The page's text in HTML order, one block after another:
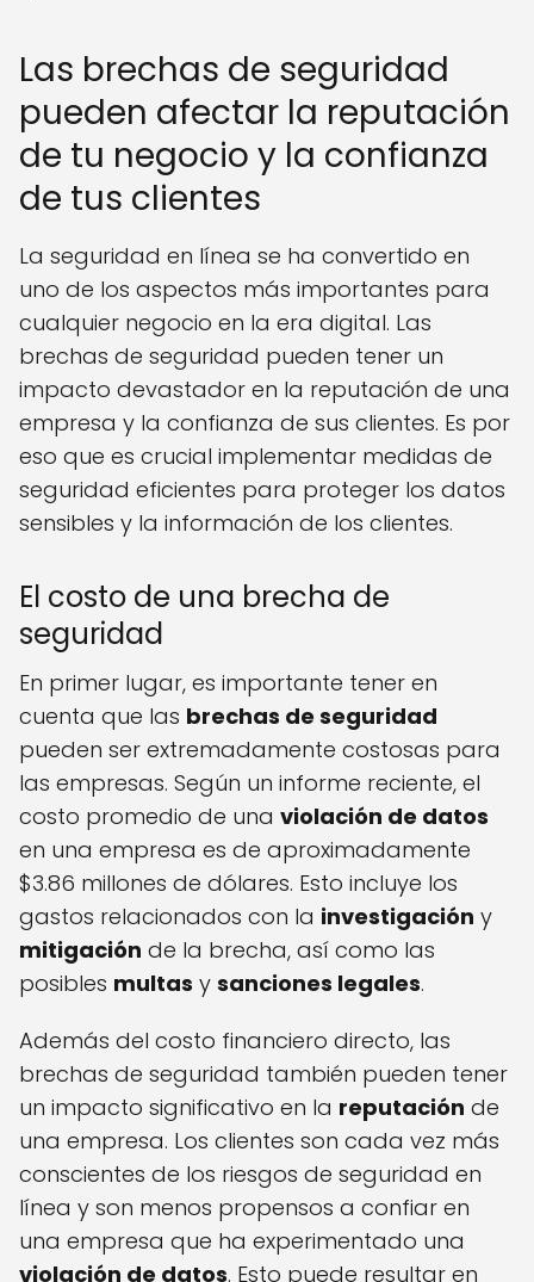
Las brechas de seguridad
pueden afectar la reputación
de tu negocio y la confianza
de tus clientes
La seguridad en línea se ha convertido en
uno de los aspectos más importantes para
cualquier negocio en la era digital. Las
brechas de seguridad pueden tener un
impacto devastador en la reputación de una
empresa y la confianza de sus clientes. Es por
eso que es crucial implementar medidas de
seguridad eficientes para proteger los datos
sensibles y la información de los clientes.
El costo de una brecha de
seguridad
En primer lugar, es importante tener en
cuenta que las brechas de seguridad
pueden ser extremadamente costosas para
las empresas. Según un informe reciente, el
costo promedio de una violación de datos
en una empresa es de aproximadamente
$3.86 millones de dólares. Esto incluye los
gastos relacionados con la investigación y
mitigación de la brecha, así como las
posibles multas y sanciones legales.
Además del costo financiero directo, las
brechas de seguridad también pueden tener
un impacto significativo en la reputación de
una empresa. Los clientes son cada vez más
conscientes de los riesgos de seguridad en
línea y son menos propensos a confiar en
una empresa que ha experimentado una
violación de datos. Esto puede resultar en